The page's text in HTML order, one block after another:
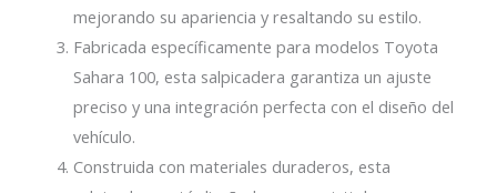
mejorando su apariencia y resaltando su estilo.
Fabricada específicamente para modelos Toyota
Sahara 100, esta salpicadera garantiza un ajuste
preciso y una integración perfecta con el diseño del
vehículo.
Construida con materiales duraderos, esta